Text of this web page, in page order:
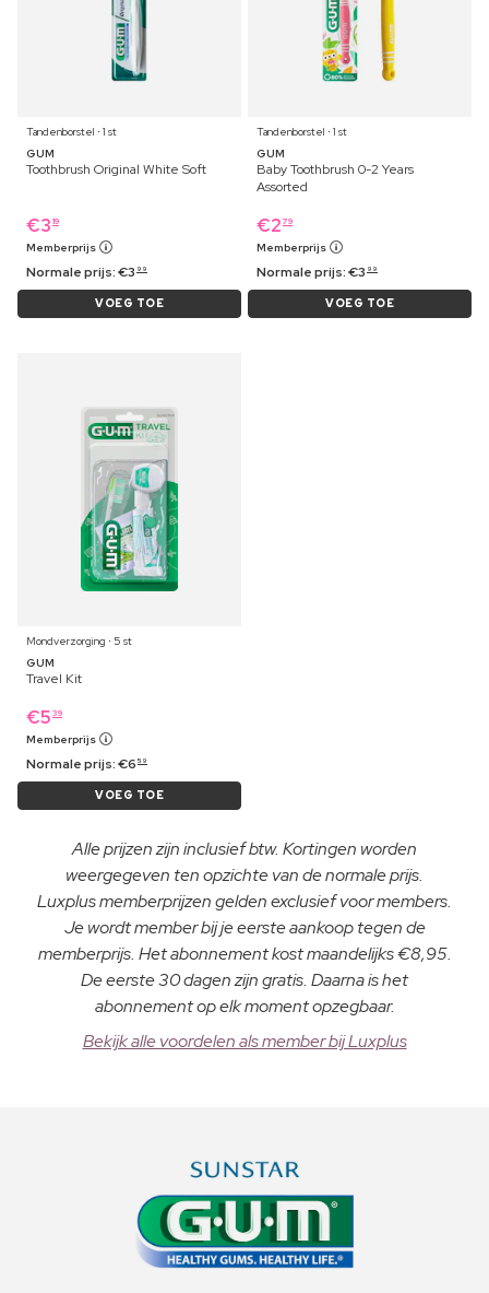
Tandenborstel ⋅ 1 st
GUM
Toothbrush Original White Soft
€3 19
Memberprijs
Normale prijs:€3 99
VOEG TOE
Tandenborstel ⋅ 1 st
GUM
Baby Toothbrush 0-2 Years
Assorted
€2 79
Memberprijs
Normale prijs:€3 99
VOEG TOE
Mondverzorging ⋅ 5 st
GUM
Travel Kit
€5 39
Memberprijs
Normale prijs:€6 59
VOEG TOE
Alle prijzen zijn inclusief btw. Kortingen worden
weergegeven ten opzichte van de normale prijs.
Luxplus memberprijzen gelden exclusief voor members.
Je wordt member bij je eerste aankoop tegen de
memberprijs. Het abonnement kost maandelijks €8,95.
De eerste 30 dagen zijn gratis. Daarna is het
abonnement op elk moment opzegbaar.
Bekijk alle voordelen als member bij Luxplus